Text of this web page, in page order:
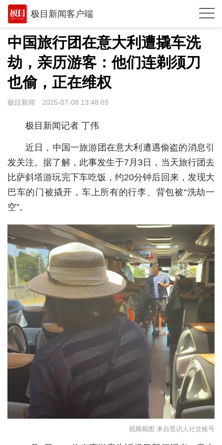
极目新闻客户端
推荐
观点
时政
湖北
环球
专题
极客圈
城建
科教
健康
悠游
相亲
汽车
房产
消费
创意
中国旅行团在意大利遭撬车洗
劫，亲历游客：他们连剃须刀
也偷，正在维权
极目新闻 2025-07-08 13:48:03
极目新闻记者 丁伟
近日，中国一旅游团在意大利遭遇偷盗的消息引
发关注。据了解，此事发生于7月3日，当天旅行团去
比萨斜塔游玩完下车吃饭，约20分钟后回来，发现大
巴车的门被撬开，车上所有的行李、背包被“洗劫一
空”。
视频截图 来自受访人社交账号